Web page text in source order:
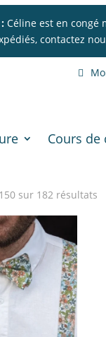
Céline est en congé
contactez
Cours de
sur 182 résultats